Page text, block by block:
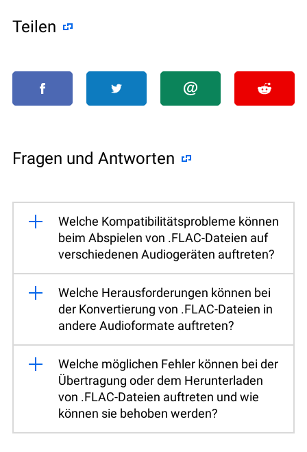
Teilen
Fragen und Antworten
Welche Kompatibilitätsprobleme können
beim Abspielen von .FLAC-Dateien auf
verschiedenen Audiogeräten auftreten?
Welche Herausforderungen können bei
der Konvertierung von .FLAC-Dateien in
andere Audioformate auftreten?
Welche möglichen Fehler können bei der
Übertragung oder dem Herunterladen
von .FLAC-Dateien auftreten und wie
können sie behoben werden?